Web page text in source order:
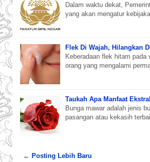
Dalam waktu dekat,
yang akan mengatur
Flek Di Wajah, Hilangkan
Keberadaan flek hitam pada
orang yang mengalami
Taukah Apa Manfaat
Bunga mawar adalah jenis
pasangan atau kekasih
← Posting Lebih Baru